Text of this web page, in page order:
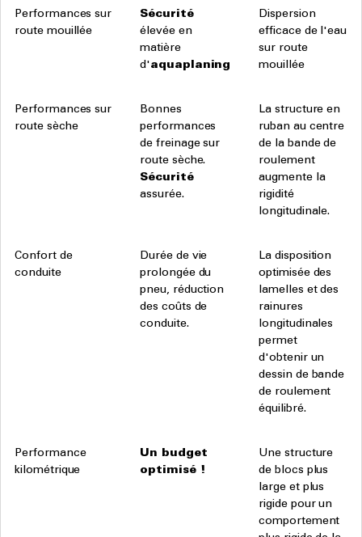
Performances sur
route mouillée
Sécurité
élevée en
matière
d'aquaplaning
Dispersion
efficace de l'eau
sur route
mouillée
Performances sur
route sèche
Bonnes
performances
de freinage sur
route sèche.
Sécurité
assurée.
La structure en
ruban au centre
de la bande de
roulement
augmente la
rigidité
longitudinale.
Confort de
conduite
Durée de vie
prolongée du
pneu, réduction
des coûts de
conduite.
La disposition
optimisée des
lamelles et des
rainures
longitudinales
permet
d'obtenir un
dessin de bande
de roulement
équilibré.
Performance
kilométrique
Un budget
optimisé !
Une structure
de blocs plus
large et plus
rigide pour un
comportement